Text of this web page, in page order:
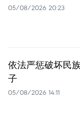
05/08/2026 20:23
依法严惩破坏民
子
05/08/2026 14:11